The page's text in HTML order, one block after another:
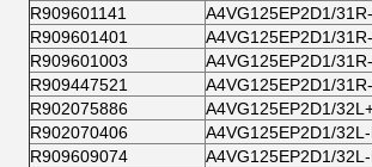
R909601141
A4VG125EP2D1/
R909601401
A4VG125EP2D1/
R909601003
A4VG125EP2D1/
R909447521
A4VG125EP2D1/
R902075886
A4VG125EP2D1/
R902070406
A4VG125EP2D1/
R909609074
A4VG125EP2D1/